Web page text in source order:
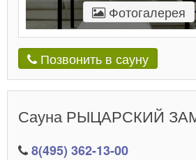
Фотогалерея
Позвонить в сауну
Сауна РЫЦАРСКИЙ
8(495) 362-13-00